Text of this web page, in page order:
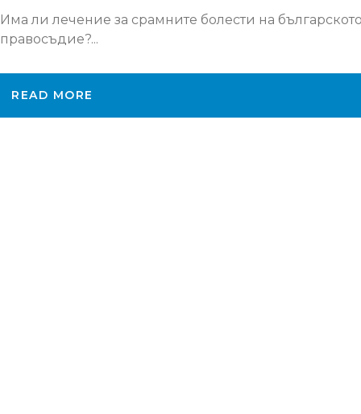
Има ли лечение за срамните болести на
правосъдие?...
READ MORE